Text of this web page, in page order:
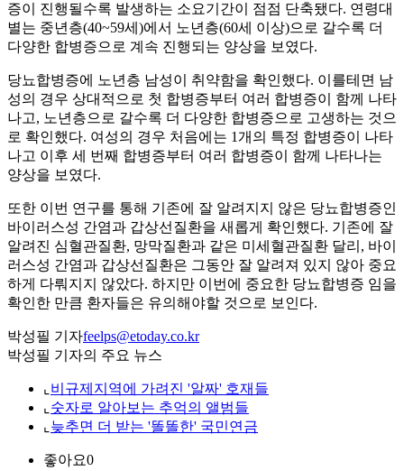
증이 진행될수록 발생하는 소요기간이 점점 단축됐다. 연령대
별는 중년층(40~59세)에서 노년층(60세 이상)으로 갈수록 더
다양한 합병증으로 계속 진행되는 양상을 보였다.
당뇨합병증에 노년층 남성이 취약함을 확인했다. 이를테면 남
성의 경우 상대적으로 첫 합병증부터 여러 합병증이 함께 나타
나고, 노년층으로 갈수록 더 다양한 합병증으로 고생하는 것으
로 확인했다. 여성의 경우 처음에는 1개의 특정 합병증이 나타
나고 이후 세 번째 합병증부터 여러 합병증이 함께 나타나는
양상을 보였다.
또한 이번 연구를 통해 기존에 잘 알려지지 않은 당뇨합병증인
바이러스성 간염과 갑상선질환을 새롭게 확인했다. 기존에 잘
알려진 심혈관질환, 망막질환과 같은 미세혈관질환 달리, 바이
러스성 간염과 갑상선질환은 그동안 잘 알려져 있지 않아 중요
하게 다뤄지지 않았다. 하지만 이번에 중요한 당뇨합병증 임을
확인한 만큼 환자들은 유의해야할 것으로 보인다.
박성필 기자feelps@etoday.co.kr
박성필 기자의 주요 뉴스
⌞ 비규제지역에 가려진 '알짜' 호재들
⌞ 숫자로 알아보는 추억의 앨범들
⌞ 늦추면 더 받는 '똘똘한' 국민연금
좋아요0